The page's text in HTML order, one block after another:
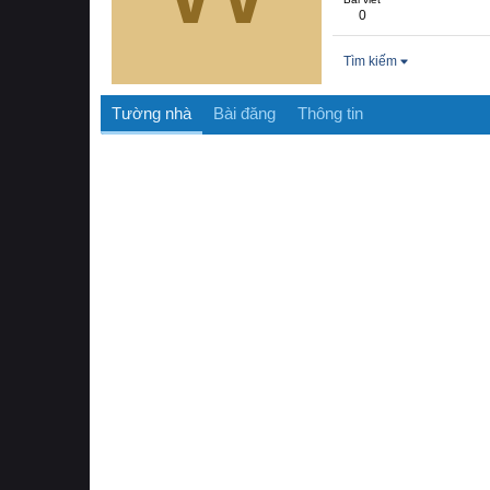
0
Tìm kiếm
Tường nhà Bài đăng Thông tin